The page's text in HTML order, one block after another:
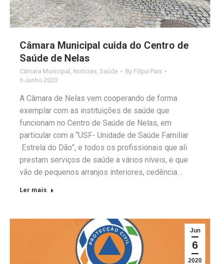
Câmara Municipal cuida do Centro de
Saúde de Nelas
Câmara Municipal , Notícias, Saúde By Filipa Pais
6 Junho 2020
A Câmara de Nelas vem cooperando de forma
exemplar com as instituições de saúde que
funcionam no Centro de Saúde de Nelas, em
particular com a “USF- Unidade de Saúde Familiar
Estrela do Dão”, e todos os profissionais que ali
prestam serviços de saúde a vários níveis, e que
vão de pequenos arranjos interiores, cedência…
Ler mais
Jun
6
2020